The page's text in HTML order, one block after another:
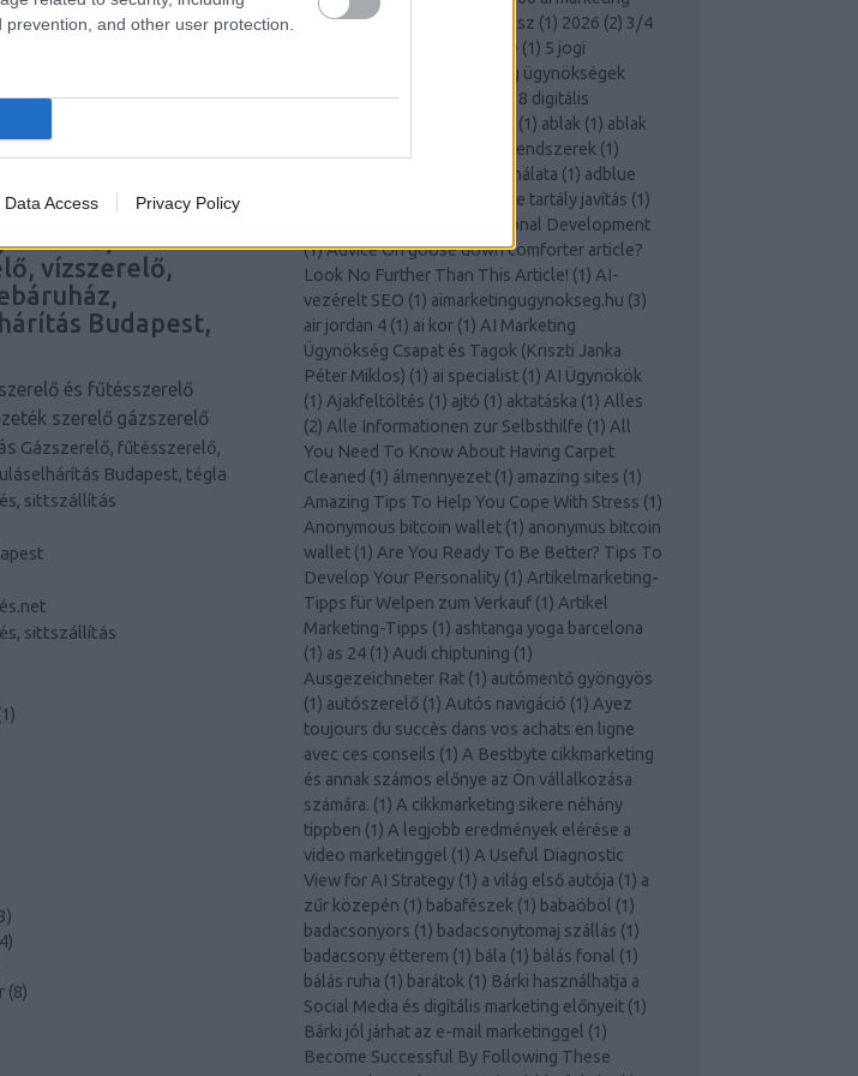
and other user protection.
Data Access Privacy Policy
Budapest, call
BUDAPEST, TÉGLA
szerelő,
vízszerelő,
Budapest,
és fűtésszerelő
szerelő gázszerelő
Gázszerelő, fűtésszerelő,
Budapest, tégla
sittszállítás
sittszállítás
1)
)
)
(8)
válasz(1) 100 kérdés és válasz (1) 2026 (2) 3/4
3 cups coffee (1) 5 jogi
szempont digitális marketing ügynökségek
számára(1)60x150 ablak
8 digitális
(1) ablak (1) ablak
Adagolórendszerek (1)
adblue használata (1) adblue
adblue tartály javítás (1)
Advice For Success In Personal Development
(1)Advice On goose down comforter article?
Look No Further Than This Article! (1) AI-
vezérelt SEO (1) aimarketingugynokseg.hu (3)
air jordan 4 (1) ai kor (1) AI Marketing
Ügynökség Csapat és Tagok (Kriszti Janka
Péter Miklos) (1) ai specialist (1) AI Ügynökök
(1) Ajakfeltöltés (1) ajtó (1) aktatáska (1) Alles
(2) Alle Informationen zur Selbsthilfe (1) All
You Need To Know About Having Carpet
Cleaned (1) álmennyezet (1) amazing sites (1)
Amazing Tips To Help You Cope With Stress (1)
Anonymous bitcoin wallet (1) anonymus bitcoin
wallet (1) Are You Ready To Be Better? Tips To
Develop Your Personality (1) Artikelmarketing-
Tipps für Welpen zum Verkauf (1) Artikel
Marketing-Tipps (1) ashtanga yoga barcelona
(1) as 24 (1) Audi chiptuning (1)
Ausgezeichneter Rat (1) autómentő gyöngyös
(1) autószerelő (1) Autós navigáció (1) Ayez
toujours du succès dans vos achats en ligne
avec ces conseils (1) A Bestbyte cikkmarketing
és annak számos előnye az Ön vállalkozása
számára. (1) A cikkmarketing sikere néhány
tippben (1) A legjobb eredmények elérése a
video marketinggel (1) A Useful Diagnostic
View for AI Strategy (1) a világ első autója (1) a
zűr közepén (1) babafészek (1) babaöböl (1)
badacsonyörs (1) badacsonytomaj szállás (1)
badacsony étterem (1) bála (1) bálás fonal (1)
bálás ruha (1) barátok (1) Bárki használhatja a
Social Media és digitális marketing előnyeit (1)
Bárki jól járhat az e-mail marketinggel (1)
Become Successful By Following These